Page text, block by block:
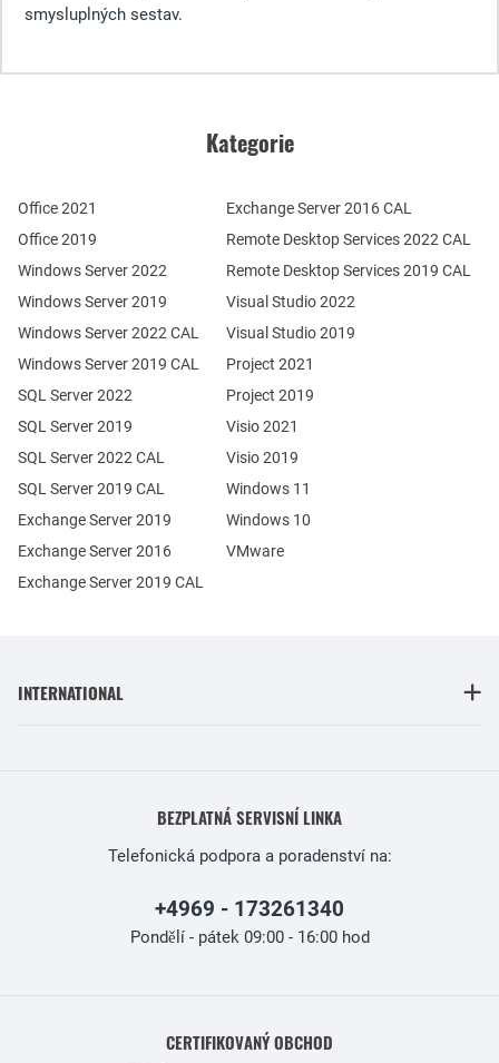
smysluplných sestav.
Kategorie
Office 2021
Office 2019
Windows Server 2022
Windows Server 2019
Exchange Server 2019
Exchange Server 2016
SQL Server 2022
SQL Server 2019
Windows Server 2022 CAL
Windows Server 2019 CAL
SQL Server 2022 CAL
SQL Server 2019 CAL
Remote Desktop Services 2022 CAL
Remote Desktop Services 2019 CAL
Exchange Server 2019 CAL
Exchange Server 2016 CAL
Visual Studio 2022
Visual Studio 2019
Project 2021
Project 2019
Visio 2021
Visio 2019
Windows 11
Windows 10
VMware
INTERNATIONAL
BEZPLATNÁ SERVISNÍ LINKA
Telefonická podpora a poradenství na:
+4969 - 173261340
Pondělí - pátek 09:00 - 16:00 hod
CERTIFIKOVANÝ OBCHOD